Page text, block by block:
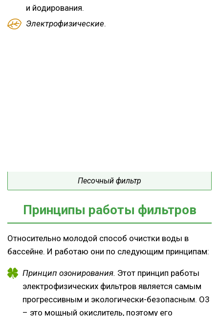
и йодирования.
Электрофизические.
Песочный фильтр
Принципы работы фильтров
Относительно молодой способ очистки воды в
бассейне. И работаю они по следующим принципам:
Принцип озонирования. Этот принцип работы
электрофизических фильтров является самым
прогрессивным и экологически-безопасным. О3
– это мощный окислитель, поэтому его